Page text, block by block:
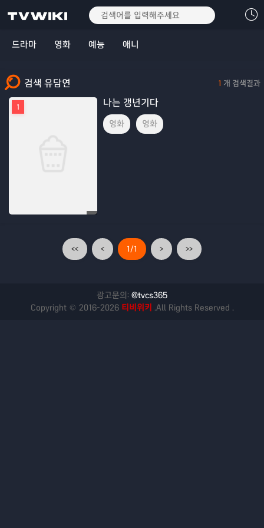
드라마 영화 예능 애니
검색 유담연 1 개 검색결과
1 나는 갱년기다
영화 영화
<< < 1/1 > >>
광고문의: @tvcs365
Copyright © 2016-2026 티비위키 .All Rights Reserved .